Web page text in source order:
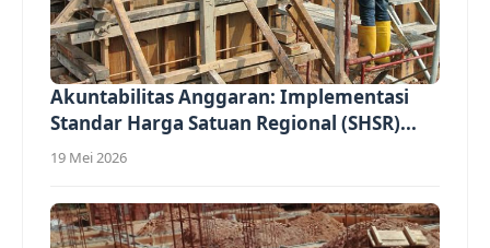
Akuntabilitas Anggaran: Implementasi
Standar Harga Satuan Regional (SHSR)...
19 Mei 2026